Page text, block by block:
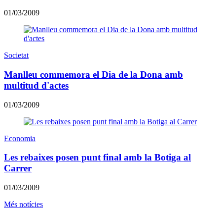
01/03/2009
Societat
Manlleu commemora el Dia de la Dona amb
multitud d'actes
01/03/2009
Economia
Les rebaixes posen punt final amb la Botiga al
Carrer
01/03/2009
Més notícies